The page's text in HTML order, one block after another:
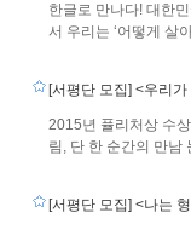
한글로 만나다! 대한
서 우리는 ‘어떻게 살
[서평단 모집] <우리
2015년 퓰리처상 수
림, 단 한 순간의 만남
[서평단 모집] <나는